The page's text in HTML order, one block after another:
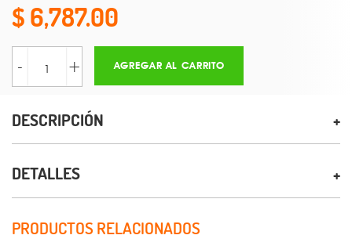
6,787.00
- + AGREGAR AL CARRITO
DESCRIPCIÓN
DETALLES
PRODUCTOS RELACIONADOS